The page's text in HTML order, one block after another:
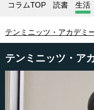
コラムTOP 読書 生活
テンミニッツ・アカデミ
テンミニッツ・ア